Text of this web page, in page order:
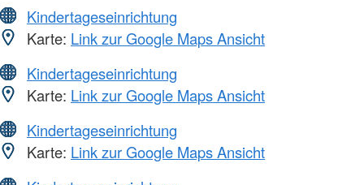
Kindertageseinrichtung
Karte: Link zur Google Maps Ansicht
Kindertageseinrichtung
Karte: Link zur Google Maps Ansicht
Kindertageseinrichtung
Karte: Link zur Google Maps Ansicht